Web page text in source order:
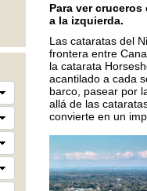
Para ver
a la izquierda.
Las cataratas del
frontera entre
la catarata
acantilado a cada
barco, pasear por
allá de las
convierte en un